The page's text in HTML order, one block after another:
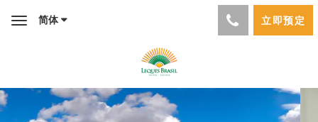
Toggle简体 立即预定